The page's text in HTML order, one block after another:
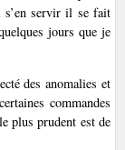
s’en servir il se fait
jours que je
des anomalies et
commandes
plus prudent est de